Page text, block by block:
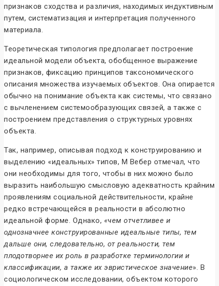
признаков сходства и различия, находимых индуктивным
путем, систематизация и интерпретация полученного
материала.
Теоретическая типология предполагает построение
идеальной модели объекта, обобщенное выражение
признаков, фиксацию принципов таксономического
описания множества изучаемых объектов. Она опирается
обычно на понимание объекта как системы, что связано
с вычленением системообразующих связей, а также с
построением представления о структурных уровнях
объекта.
Так, например, описывая подход к конструированию и
выделению «идеальных» типов, М Вебер отмечал, что
они необходимы для того, чтобы в них можно было
выразить наибольшую смысловую адекватность крайним
проявлениям социальной действительности, крайне
редко встречающейся в реальности в абсолютно
идеальной форме. Однако, «чем отчетливее и
однозначнее конструированные идеальные типы, тем
дальше они, следовательно, от реальности, тем
плодотворнее их роль в разработке терминологии и
классификации, а также их эвристическое значение». В
социологическом исследовании, объектом которого